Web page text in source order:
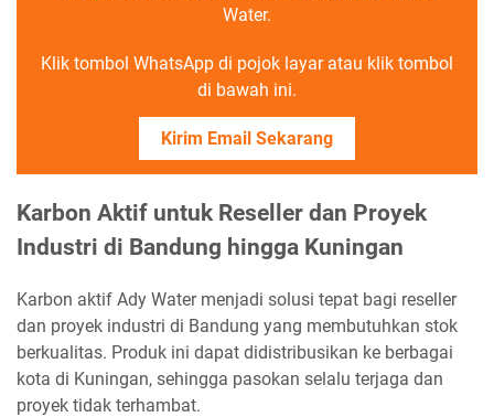
Water.
Klik tombol WhatsApp di pojok layar atau klik tombol
di bawah ini.
Kirim Email Sekarang
Karbon Aktif untuk Reseller dan Proyek
Industri di Bandung hingga Kuningan
Karbon aktif Ady Water menjadi solusi tepat bagi reseller
dan proyek industri di Bandung yang membutuhkan stok
berkualitas. Produk ini dapat didistribusikan ke berbagai
kota di Kuningan, sehingga pasokan selalu terjaga dan
proyek tidak terhambat.